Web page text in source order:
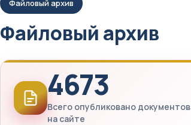
Файловый архив
Файловый архив
4673
Всего опубликовано документов
на сайте